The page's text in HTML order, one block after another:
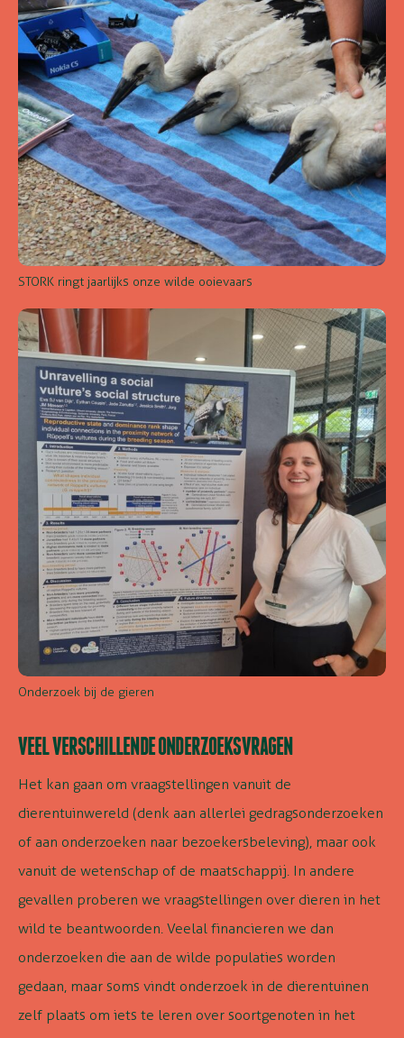
STORK ringt jaarlijks onze wilde ooievaars
Onderzoek bij de gieren
VEEL VERSCHILLENDE ONDERZOEKSVRAGEN
Het kan gaan om vraagstellingen vanuit de
dierentuinwereld (denk aan allerlei gedragsonderzoeken
of aan onderzoeken naar bezoekersbeleving), maar ook
vanuit de wetenschap of de maatschappij. In andere
gevallen proberen we vraagstellingen over dieren in het
wild te beantwoorden. Veelal financieren we dan
onderzoeken die aan de wilde populaties worden
gedaan, maar soms vindt onderzoek in de dierentuinen
zelf plaats om iets te leren over soortgenoten in het